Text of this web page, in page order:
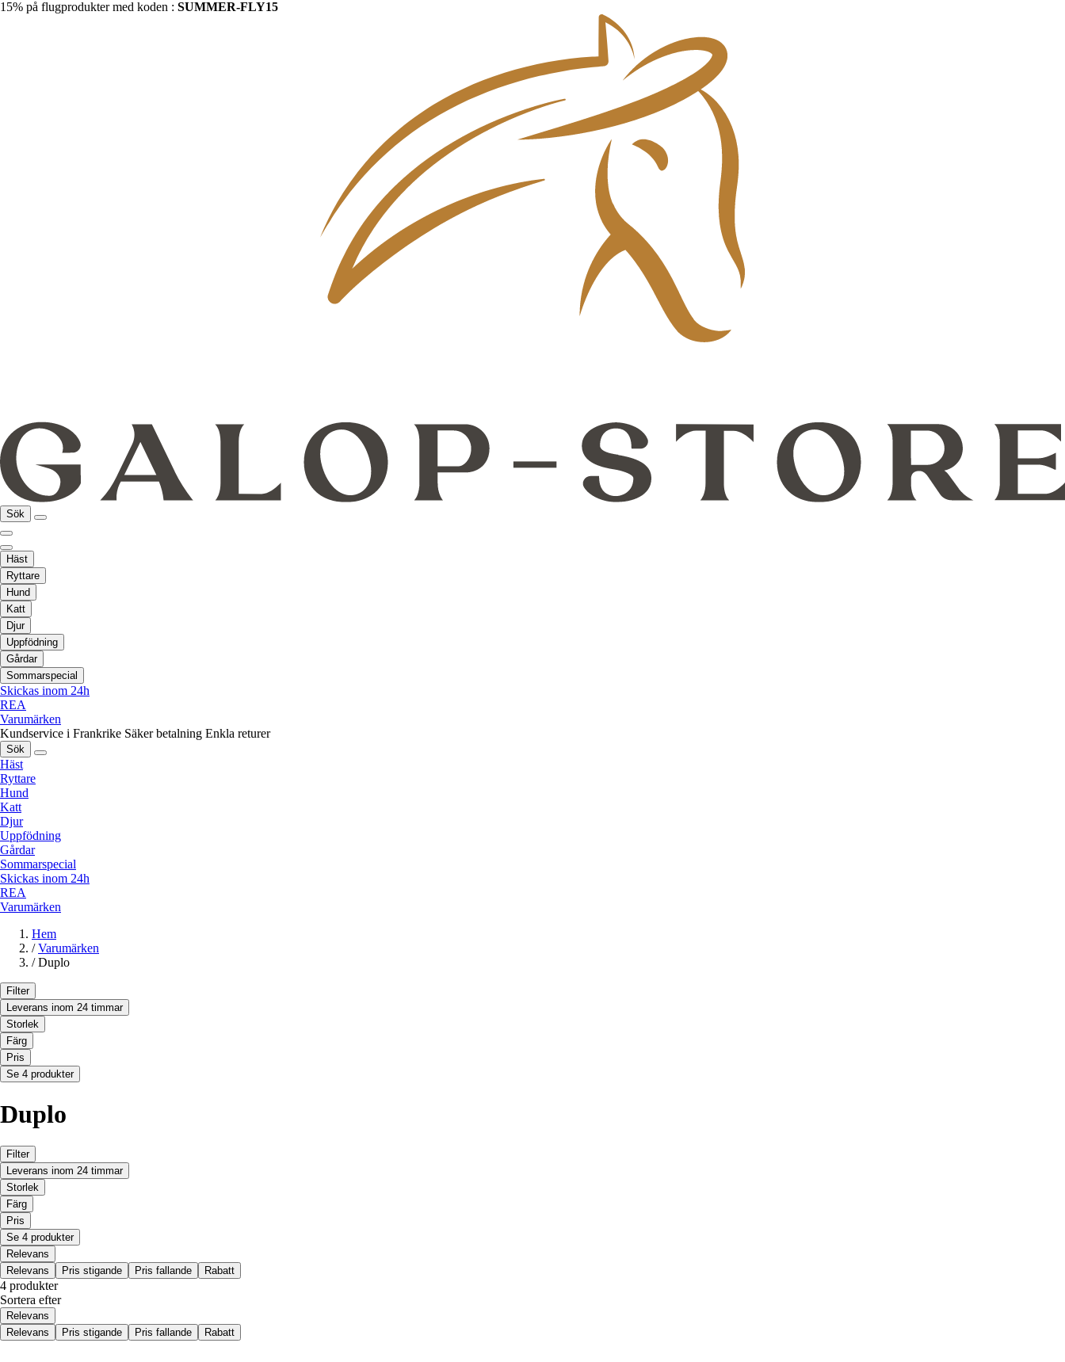
15% på flugprodukter med koden : SUMMER-FLY15
Sök
Häst
Ryttare
Hund
Katt
Djur
Uppfödning
Gårdar
Sommarspecial
Skickas inom 24h
REA
Varumärken
Kundservice i Frankrike Säker betalning Enkla returer
Sök
Häst
Ryttare
Hund
Katt
Djur
Uppfödning
Gårdar
Sommarspecial
Skickas inom 24h
REA
Varumärken
Hem
/ Varumärken
/ Duplo
Filter
Leverans inom 24 timmar
Storlek
Färg
Pris
Se 4 produkter
Duplo
Filter
Leverans inom 24 timmar
Storlek
Färg
Pris
Se 4 produkter
Relevans
Relevans
Pris stigande Pris fallande Rabatt
4 produkter
Sortera efter
Relevans
Relevans
Pris stigande Pris fallande Rabatt